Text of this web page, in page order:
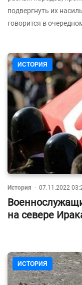
подвергнуть их
говорится в
ИСТОРИЯ
История - 07.11.2022
на севере
ИСТОРИЯ